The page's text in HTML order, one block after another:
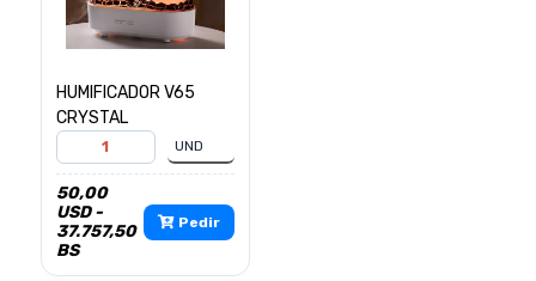
HUMIFICADOR V65
CRYSTAL
50,00
USD -
37.757,50
BS
Pedir